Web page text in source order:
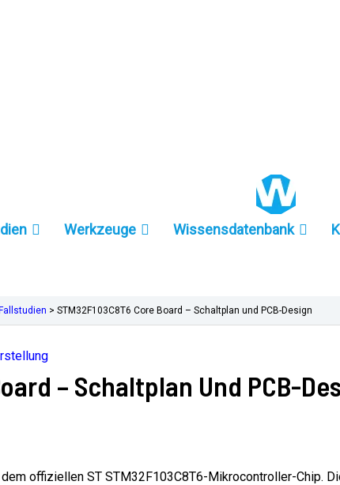
Werkzeuge Wissensdatenbank
Fallstudien >STM32F103C8T6 Core Board – Schaltplan und PCB-Design
– Schaltplan Und PCB-
offiziellen ST STM32F103C8T6-Mikrocontroller-